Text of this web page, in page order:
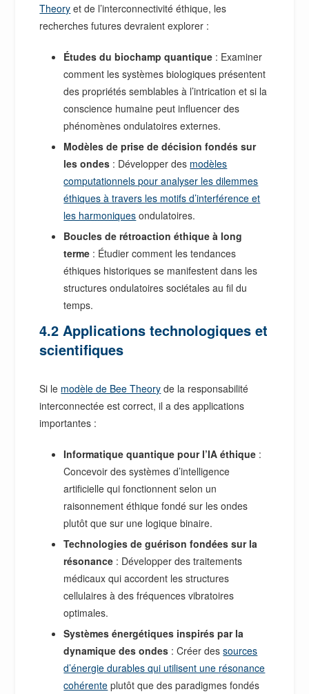
Theory et de l’interconnectivité éthique, les
recherches futures devraient explorer :
Études du biochamp quantique : Examiner
comment les systèmes biologiques présentent
des propriétés semblables à l’intrication et si la
conscience humaine peut influencer des
phénomènes ondulatoires externes.
Modèles de prise de décision fondés sur
les ondes : Développer des modèles
computationnels pour analyser les dilemmes
éthiques à travers les motifs d’interférence et
les harmoniques ondulatoires.
Boucles de rétroaction éthique à long
terme : Étudier comment les tendances
éthiques historiques se manifestent dans les
structures ondulatoires sociétales au fil du
temps.
4.2 Applications technologiques et
scientifiques
Si le modèle de Bee Theory de la responsabilité
interconnectée est correct, il a des applications
importantes :
Informatique quantique pour l’IA éthique :
Concevoir des systèmes d’intelligence
artificielle qui fonctionnent selon un
raisonnement éthique fondé sur les ondes
plutôt que sur une logique binaire.
Technologies de guérison fondées sur la
résonance : Développer des traitements
médicaux qui accordent les structures
cellulaires à des fréquences vibratoires
optimales.
Systèmes énergétiques inspirés par la
dynamique des ondes : Créer dessources
d’énergie durables qui utilisent une résonance
cohérente plutôt que des paradigmes fondés